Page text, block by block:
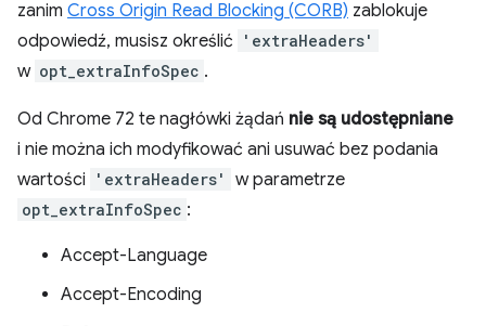
zanim Cross Origin Read Blocking (CORB) zablokuje
odpowiedź, musisz określić
'extraHeaders'
w opt_extraInfoSpec .
Od Chrome 72 te nagłówki żądań nie są udostępniane
i nie można ich modyfikować ani usuwać bez podania
wartości
'extraHeaders' w parametrze
opt_extraInfoSpec :
Accept-Language
Accept-Encoding